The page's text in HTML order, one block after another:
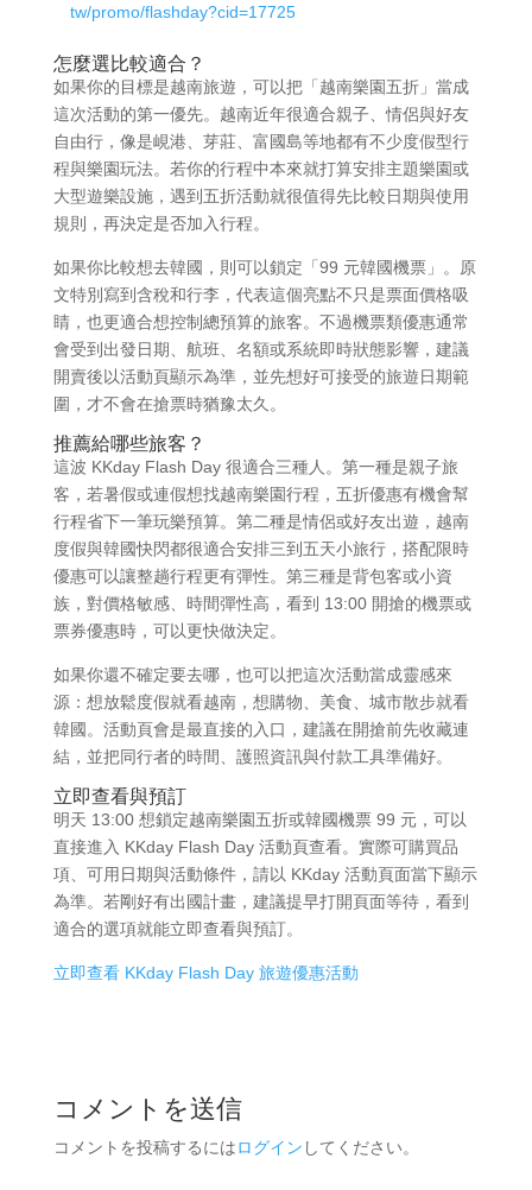
tw/promo/flashday?cid=17725
怎麼選比較適合？
如果你的目標是越南旅遊，可以把「越南樂園五折」當成
這次活動的第一優先。越南近年很適合親子、情侶與好友
自由行，像是峴港、芽莊、富國島等地都有不少度假型行
程與樂園玩法。若你的行程中本來就打算安排主題樂園或
大型遊樂設施，遇到五折活動就很值得先比較日期與使用
規則，再決定是否加入行程。
如果你比較想去韓國，則可以鎖定「99 元韓國機票」。原
文特別寫到含稅和行李，代表這個亮點不只是票面價格吸
睛，也更適合想控制總預算的旅客。不過機票類優惠通常
會受到出發日期、航班、名額或系統即時狀態影響，建議
開賣後以活動頁顯示為準，並先想好可接受的旅遊日期範
圍，才不會在搶票時猶豫太久。
推薦給哪些旅客？
這波 KKday Flash Day 很適合三種人。第一種是親子旅
客，若暑假或連假想找越南樂園行程，五折優惠有機會幫
行程省下一筆玩樂預算。第二種是情侶或好友出遊，越南
度假與韓國快閃都很適合安排三到五天小旅行，搭配限時
優惠可以讓整趟行程更有彈性。第三種是背包客或小資
族，對價格敏感、時間彈性高，看到 13:00 開搶的機票或
票券優惠時，可以更快做決定。
如果你還不確定要去哪，也可以把這次活動當成靈感來
源：想放鬆度假就看越南，想購物、美食、城市散步就看
韓國。活動頁會是最直接的入口，建議在開搶前先收藏連
結，並把同行者的時間、護照資訊與付款工具準備好。
立即查看與預訂
明天 13:00 想鎖定越南樂園五折或韓國機票 99 元，可以
直接進入 KKday Flash Day 活動頁查看。實際可購買品
項、可用日期與活動條件，請以 KKday 活動頁面當下顯示
為準。若剛好有出國計畫，建議提早打開頁面等待，看到
適合的選項就能立即查看與預訂。
立即查看 KKday Flash Day 旅遊優惠活動
コメントを送信
コメントを投稿するにはログイン してください。